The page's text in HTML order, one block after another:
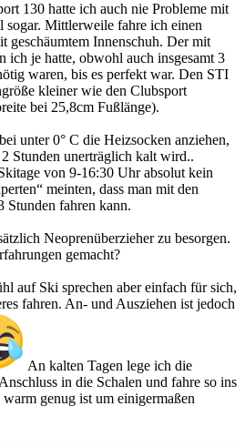
130 hatte ich auch nie Probleme mit
sogar. Mittlerweile fahre ich einen
geschäumtem Innenschuh. Der mit
ich je hatte, obwohl auch insgesamt 3
waren, bis es perfekt war. Den STI
kleiner wie den Clubsport
bei 25,8cm Fußlänge).
unter 0° C die Heizsocken anziehen,
2 Stunden unerträglich kalt wird..
von 9-16:30 Uhr absolut kein
meinten, dass man mit den
Stunden fahren kann.
Neoprenüberzieher zu besorgen.
gemacht?
auf Ski sprechen aber einfach für sich,
fahren. An- und Ausziehen ist jedoch
An kalten Tagen lege ich die
in die Schalen und fahre so ins
genug ist um einigermaßen